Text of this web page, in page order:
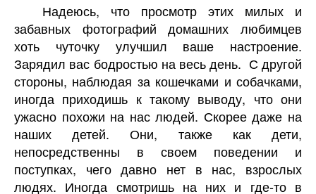
Надеюсь, что просмотр этих милых и
забавных фотографий домашних любимцев
хоть чуточку улучшил ваше настроение.
Зарядил вас бодростью на весь день. С другой
стороны, наблюдая за кошечками и собачками,
иногда приходишь к такому выводу, что они
ужасно похожи на нас людей. Скорее даже на
наших детей. Они, также как дети,
непосредственны в своем поведении и
поступках, чего давно нет в нас, взрослых
людях. Иногда смотришь на них и где-то в